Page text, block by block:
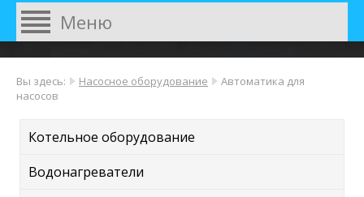
Вы здесь: Насосное оборудование
Автоматика для
насосов
Котельное оборудование
Водонагреватели